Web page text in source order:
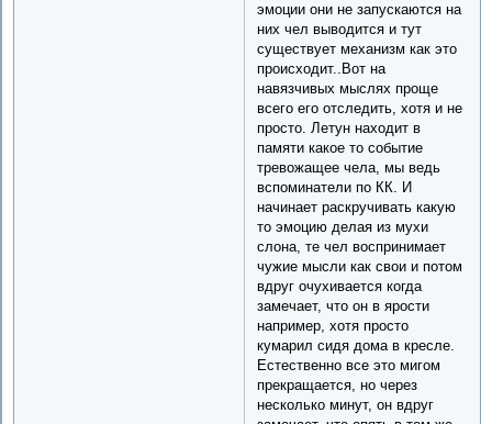
эмоции они не запускаются на
них чел выводится и тут
существует механизм как это
происходит..Вот на
навязчивых мыслях проще
всего его отследить, хотя и не
просто. Летун находит в
памяти какое то событие
тревожащее чела, мы ведь
вспоминатели по КК. И
начинает раскручивать какую
то эмоцию делая из мухи
слона, те чел воспринимает
чужие мысли как свои и потом
вдруг очухивается когда
замечает, что он в ярости
например, хотя просто
кумарил сидя дома в кресле.
Естественно все это мигом
прекращается, но через
несколько минут, он вдруг